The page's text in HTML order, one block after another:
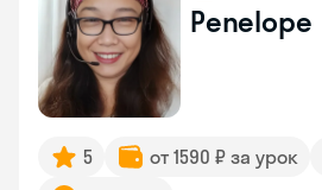
Penelope
5 от 1590 ₽ за урок